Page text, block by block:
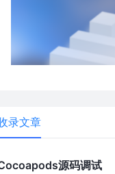
录文章
源码调试